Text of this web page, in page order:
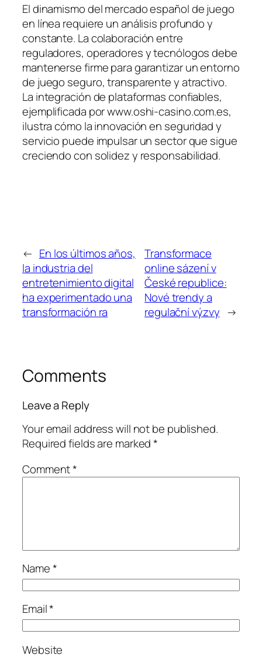
El dinamismo del mercado español de juego
en línea requiere un análisis profundo y
constante. La colaboración entre
reguladores, operadores y tecnólogos debe
mantenerse firme para garantizar un entorno
de juego seguro, transparente y atractivo.
La integración de plataformas confiables,
ejemplificada por www.oshi-casino.com.es,
ilustra cómo la innovación en seguridad y
servicio puede impulsar un sector que sigue
creciendo con solidez y responsabilidad.
← En los últimos años,
la industria del
entretenimiento digital
ha experimentado una
transformación ra
Transformace
online sázení v
České republice:
Nové trendy a
regulační výzvy →
Comments
Leave a Reply
Your email address will not be published.
Required fields are marked*
Comment*
Name*
Email*
Website